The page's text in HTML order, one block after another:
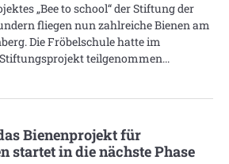
„Bee to school“ der Stiftung der
fliegen nun zahlreiche Bienen am
Die Fröbelschule hatte im
teilgenommen
Bienenprojekt für
startet in die nächste Phase